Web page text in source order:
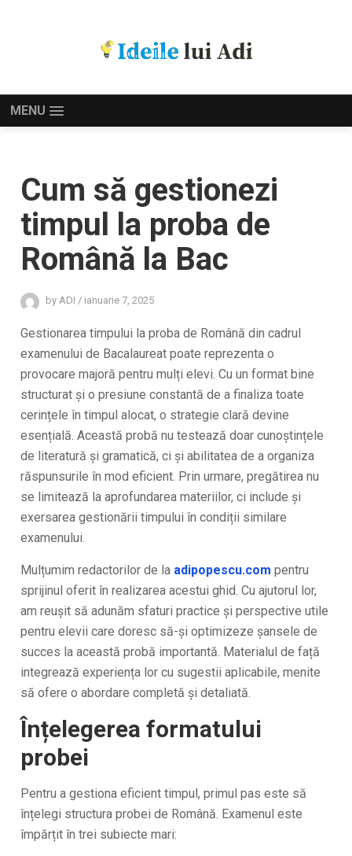
MENU
Cum să gestionezi
timpul la proba de
Română la Bac
byADI / ianuarie 7, 2025
Gestionarea timpului la proba de Română din cadrul
examenului de Bacalaureat poate reprezenta o
provocare majoră pentru mulți elevi. Cu un format bine
structurat și o presiune constantă de a finaliza toate
cerințele în timpul alocat, o strategie clară devine
esențială. Această probă nu testează doar cunoștințele
de literatură și gramatică, ci și abilitatea de a organiza
răspunsurile în mod eficient. Prin urmare, pregătirea nu
se limitează la aprofundarea materiilor, ci include și
exersarea gestionării timpului în condiții similare
examenului.
Mulțumim redactorilor de la adipopescu.com pentru
sprijinul oferit în realizarea acestui ghid. Cu ajutorul lor,
am reușit să adunăm sfaturi practice și perspective utile
pentru elevii care doresc să-și optimizeze șansele de
succes la această probă importantă. Materialul de față
integrează experiența lor cu sugestii aplicabile, menite
să ofere o abordare completă și detaliată.
Înțelegerea formatului
probei
Pentru a gestiona eficient timpul, primul pas este să
înțelegi structura probei de Română. Examenul este
împărțit în trei subiecte mari: